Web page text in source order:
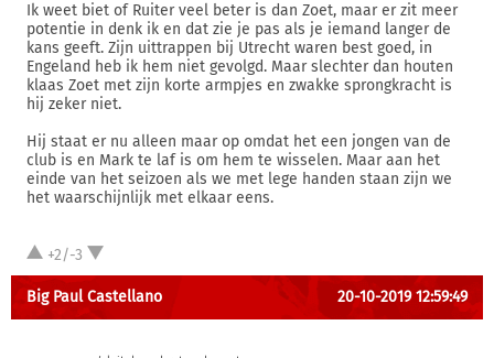
Ik weet biet of Ruiter veel beter is dan Zoet, maar er zit meer
potentie in denk ik en dat zie je pas als je iemand langer de
kans geeft. Zijn uittrappen bij Utrecht waren best goed, in
Engeland heb ik hem niet gevolgd. Maar slechter dan houten
klaas Zoet met zijn korte armpjes en zwakke sprongkracht is
hij zeker niet.
Hij staat er nu alleen maar op omdat het een jongen van de
club is en Mark te laf is om hem te wisselen. Maar aan het
einde van het seizoen als we met lege handen staan zijn we
het waarschijnlijk met elkaar eens.
+2/-3
Big Paul Castellano 20-10-2019 12:59:49